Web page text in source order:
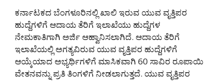
ಕರ್ನಾಟಕದ ಬೆಂಗಳೂರಿನಲ್ಲಿ ಖಾಲಿ ಇರುವ ಯುವ ವೃತ್ತಿಪರ
ಹುದ್ದೆಗಳಿಗೆ ಆದಾಯ ತೆರಿಗೆ ಇಲಾಖೆಯು ಹುದ್ದೆಗಳ
ನೇಮಕಾತಿಗಾಗಿ ಅರ್ಜಿ ಆಹ್ವಾನಿಸಲಾಗಿದೆ. ಆದಾಯ ತೆರಿಗೆ
ಇಲಾಖೆಯಲ್ಲಿ ಅಗತ್ಯವಿರುವ ಯುವ ವೃತ್ತಿಪರ ಹುದ್ದೆಗಳಿಗೆ
ಆಯ್ಕೆಯಾದ ಅಭ್ಯರ್ಥಿಗಳಿಗೆ ಮಾಸಿಕವಾಗಿ 60 ಸಾವಿರ ರೂಪಾಯಿ
ವೇತನವನ್ನು ಪ್ರತಿ ತಿಂಗಳಿಗೆ ನೀಡಲಾಗುತ್ತದೆ. ಯುವ ವೃತ್ತಿಪರ